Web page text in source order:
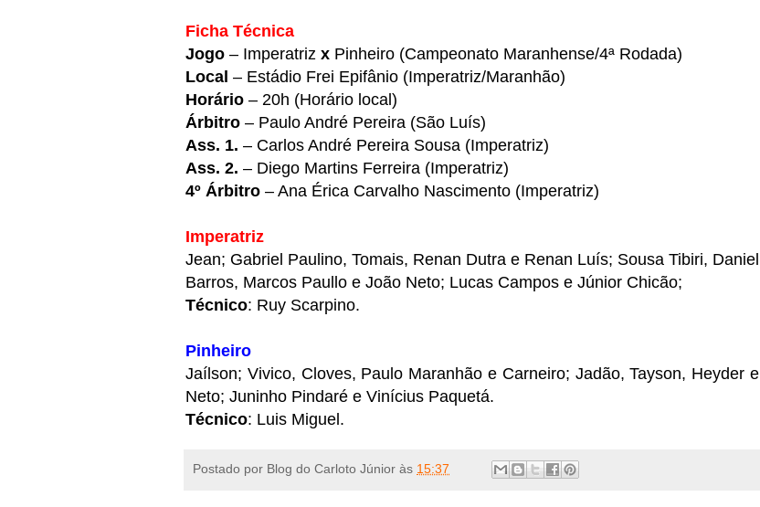
Ficha Técnica
Jogo – Imperatriz x Pinheiro (Campeonato Maranhense/4ª Rodada)
Local – Estádio Frei Epifânio (Imperatriz/Maranhão)
Horário – 20h (Horário local)
Árbitro – Paulo André Pereira (São Luís)
Ass. 1. – Carlos André Pereira Sousa (Imperatriz)
Ass. 2. – Diego Martins Ferreira (Imperatriz)
4º Árbitro – Ana Érica Carvalho Nascimento (Imperatriz)
Imperatriz
Jean; Gabriel Paulino, Tomais, Renan Dutra e Renan Luís; Sousa Tibiri, Daniel
Barros, Marcos Paullo e João Neto; Lucas Campos e Júnior Chicão;
Técnico: Ruy Scarpino.
Pinheiro
Jaílson; Vivico, Cloves, Paulo Maranhão e Carneiro; Jadão, Tayson, Heyder e
Neto; Juninho Pindaré e Vinícius Paquetá.
Técnico: Luis Miguel.
Postado por Blog do Carloto Júnior às 15:37